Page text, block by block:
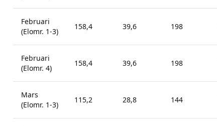
Februari
(Elomr. 1-3)
158,4 39,6 198
Februari
(Elomr. 4)
158,4 39,6 198
Mars
(Elomr. 1-3)
115,2 28,8 144